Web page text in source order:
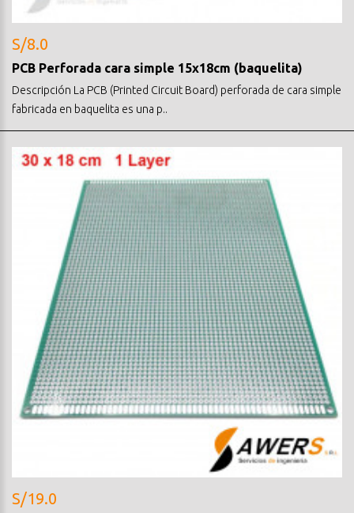
S/8.0
PCB Perforada cara simple 15x18cm (baquelita)
Descripción La PCB (Printed Circuit Board) perforada de cara simple
fabricada en baquelita es una p..
S/19.0